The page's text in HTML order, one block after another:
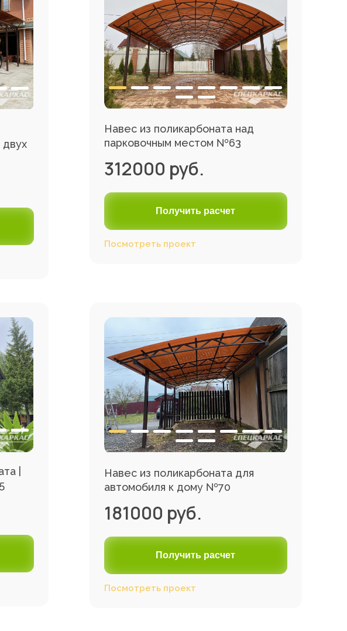
двух
Навес из поликарбоната над
парковочным местом №63
312000 руб.
Получить расчет
Посмотреть проект
|
Навес из поликарбоната для
автомобиля к дому №70
181000 руб.
Получить расчет
Посмотреть проект